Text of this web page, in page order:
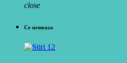
close
Ce urmeaza